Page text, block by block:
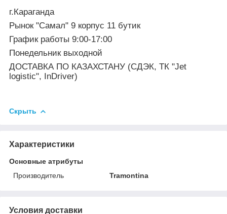
г.Караганда
Рынок "Самал" 9 корпус 11 бутик
График работы 9:00-17:00
Понедельник выходной
ДОСТАВКА ПО КАЗАХСТАНУ (СДЭК, ТК "Jet
logistic", InDriver)
Скрыть
Характеристики
Основные атрибуты
Производитель
Tramontina
Условия доставки